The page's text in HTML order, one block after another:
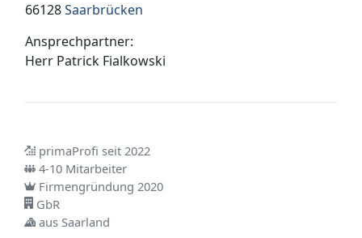
66128Saarbrücken
Ansprechpartner:
Herr Patrick Fialkowski
primaProfi seit 2022
4-10 Mitarbeiter
Firmengründung 2020
GbR
aus Saarland